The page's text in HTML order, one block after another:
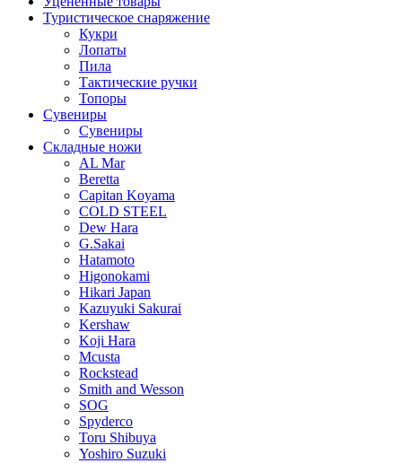
Туристическое снаряжение
Кукри
Лопаты
Пила
Тактические ручки
Топоры
Сувениры
Сувениры
Складные ножи
AL Mar
Beretta
Capitan Koyama
COLD STEEL
Dew Hara
G.Sakai
Hatamoto
Higonokami
Hikari Japan
Kazuyuki Sakurai
Kershaw
Koji Hara
Mcusta
Rockstead
Smith and Wesson
SOG
Spyderco
Toru Shibuya
Yoshiro Suzuki